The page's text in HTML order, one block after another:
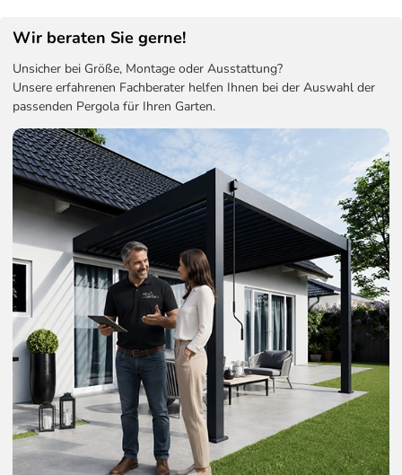
Wir beraten Sie gerne!
Unsicher bei Größe, Montage oder Ausstattung?
Unsere erfahrenen Fachberater helfen Ihnen bei der Auswahl der
passenden Pergola für Ihren Garten.